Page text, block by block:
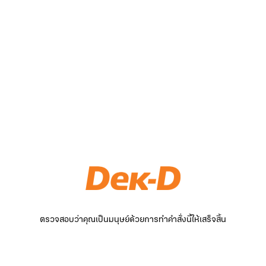
ตรวจสอบว่าคุณเป็นมนุษย์ด้วยการทำคำสั่งนี้ให้เสร็จสิ้น